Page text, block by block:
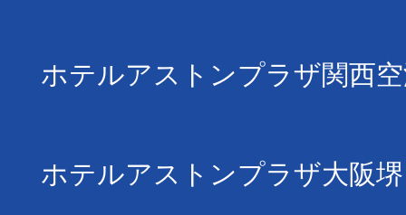
ホテルアストンプラザ関西
ホテルアストンプラザ大阪堺